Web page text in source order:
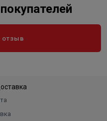
отзыв